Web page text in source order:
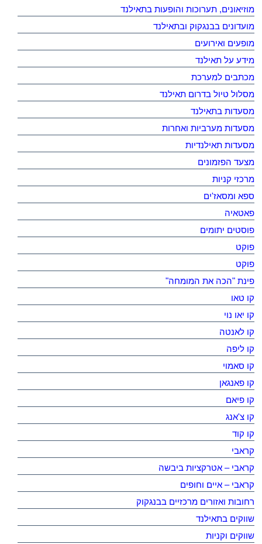
מוזיאונים, תערוכות והופעות בתאילנד
מועדונים בבנגקוק ובתאילנד
מופעים ואירועים
מידע על תאילנד
מכתבים למערכת
מסלול טיול בדרום תאילנד
מסעדות בתאילנד
מסעדות מערביות ואחרות
מסעדות תאילנדיות
מצעד הפזמונים
מרכזי קניות
ספא ומסאז'ים
פאטאיה
פוסטים יתומים
פוקט
פוקט
פינת "הכה את המומחה"
קו טאו
קו יאו נוי
קו לאנטה
קו ליפה
קו סאמוי
קו פאנגאן
קו פיאם
קו צ'אנג
קו קוד
קראבי
קראבי – אטרקציות ביבשה
קראבי – איים וחופים
רחובות ואזורים מרכזיים בבנגקוק
שווקים בתאילנד
שווקים וקניות